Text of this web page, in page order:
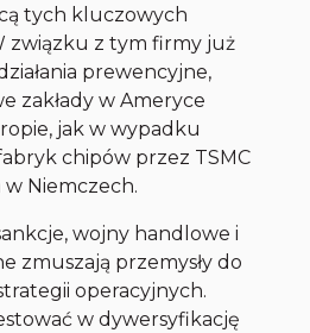
tych kluczowych
związku z tym firmy już
prewencyjne,
zakłady w Ameryce
jak w wypadku
chipów przez TSMC
Niemczech.
wojny handlowe i
zmuszają przemysły do
operacyjnych.
w dywersyfikację